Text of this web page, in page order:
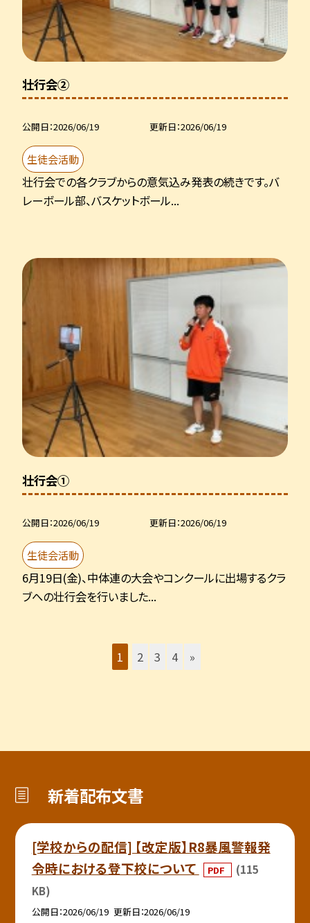
壮行会②
公開日 2026/06/19 更新日 2026/06/19
生徒会活動
壮行会での各クラブからの意気込み発表の続きです。バ
レーボール部、バスケットボール...
壮行会①
公開日 2026/06/19 更新日 2026/06/19
生徒会活動
6月19日(金)、中体連の大会やコンクールに出場するクラ
ブへの壮行会を行いました...
1 2 3 4 »
新着配布文書
[学校からの配信] 【改定版】R8暴風警報発
令時における登下校について
PDF
(115
KB)
公開日 2026/06/19 更新日 2026/06/19